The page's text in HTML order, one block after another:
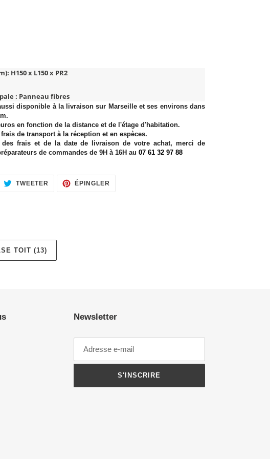
H150 x L150 x PR2
: Panneau fibres
disponible à la livraison sur Marseille et ses environs dans
en fonction de la distance et de l'étage d'habitation.
de transport à la réception et en espèces.
des frais et de la date de livraison de votre achat, merci de
de commandes de 9H à 16H au 07 61 32 97 88
TWEETER TWEETER
SUR
ÉPINGLER
TOIT (13)
Newsletter
S'INSCRIRE